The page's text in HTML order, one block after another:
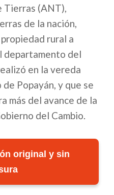
Tierras (ANT),
de la nación,
rural a
departamento del
en la vereda
Popayán, y que se
más del avance de la
del Cambio.
original y sin